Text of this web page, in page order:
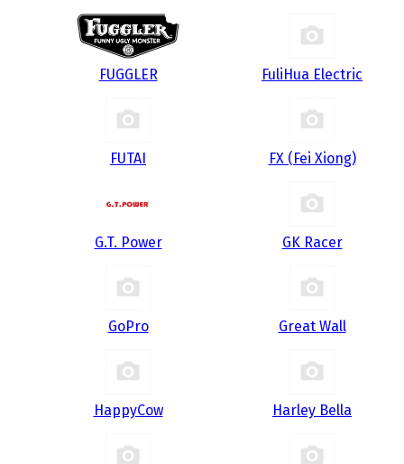
FUGGLER FuliHua Electric
FUTAI FX (Fei Xiong)
G.T. Power GK Racer
GoPro Great Wall
HappyCow Harley Bella